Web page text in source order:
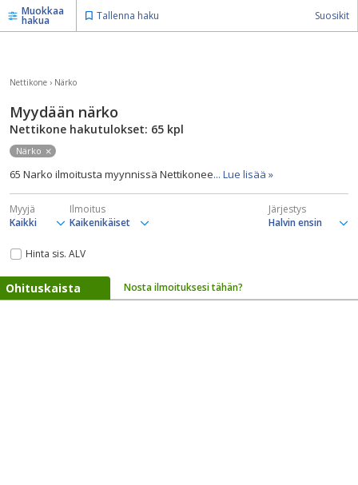
Muokkaa
hakua Tallenna haku Suosikit
Nettikone › Närko
Myydään närko
Nettikone hakutulokset: 65 kpl
Närko
65 Narko ilmoitusta myynnissä Nettikonee... Lue lisää »
Myyjä Ilmoitus Järjestys
Hinta sis. ALV
Ohituskaista Nosta ilmoituksesi tähän?